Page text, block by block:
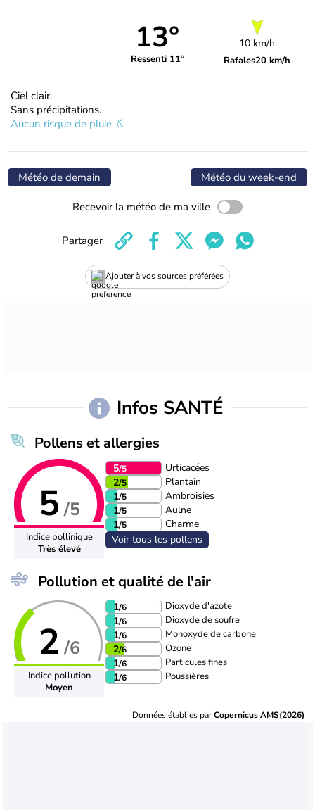
13°
Ressenti 11°
10 km/h
Rafales20 km/h
Ciel clair.
Sans précipitations.
Aucun risque de pluie
Météo de demain Météo du week-end
Recevoir la météo de ma ville
Ajouter à vos sources préférées
Partager
Infos SANTÉ
Pollens et allergies
5 /5
Indice pollinique
Très élevé
5/5
Urticacées
2/5
Plantain
1/5
Ambroisies
1/5
Aulne
1/5
Charme
Voir tous les pollens
Pollution et qualité de l'air
2 /6
Indice pollution
Moyen
1/6 Dioxyde d'azote
1/6 Dioxyde de soufre
1/6 Monoxyde de carbone
2/6 Ozone
1/6 Particules fines
1/6 Poussières
Données établies parCopernicus AMS(2026)